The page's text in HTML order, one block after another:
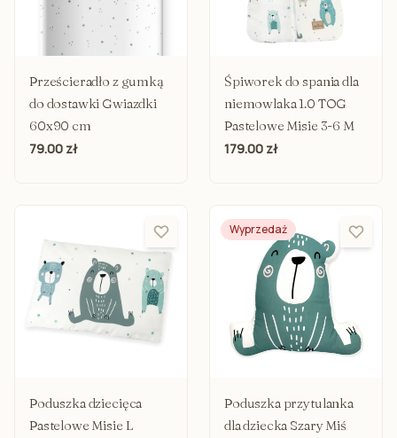
Prześcieradło z gumką
do dostawki Gwiazdki
60x90 cm
79.00 zł
Śpiworek do spania dla
niemowlaka 1.0 TOG
Pastelowe Misie 3-6 M
179.00 zł
Poduszka dziecięca
Pastelowe Misie L
Wyprzedaż
Poduszka przytulanka
dla dziecka Szary Miś